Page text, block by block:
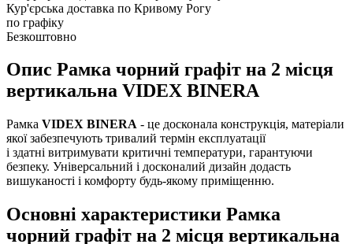
Кур'єрська доставка по Кривому Рогу
по графіку
Безкоштовно
Опис Рамка чорний графіт на 2 місця
вертикальна VIDEX BINERA
Рамка VIDEX BINERA - це досконала конструкція, матеріали
якої забезпечують тривалий термін експлуатації
і здатні витримувати критичні температури, гарантуючи
безпеку. Універсальний і досконалий дизайн додасть
вишуканості і комфорту будь-якому приміщенню.
Основні характеристики Рамка
чорний графіт на 2 місця вертикальна